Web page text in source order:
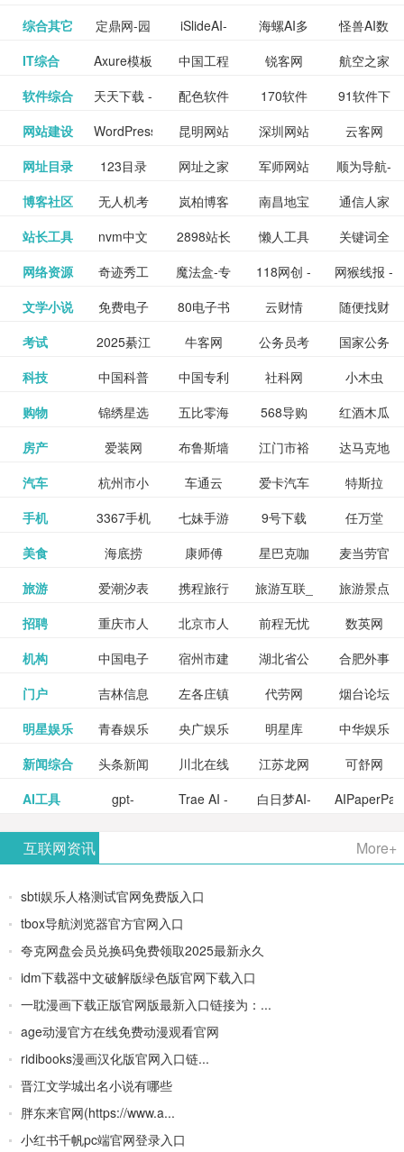
全 频
包括上映
影片的影
讯查询及
购票服
务。你可
和看过的
电影电视
剧，顺便
打分、写
味，豆瓣
电影会推
荐好电影
给你。
_www.sanmao.com.cn_
素材免费
图库
nas论
坛|nas1.cn|nas1|nas
流社区
文写作-AI
毕业设计-
PPT模板
生成
作 - 国内
领先的AI
图片、文
案创作平
讯飞星火-
懂我的AI
助手
更多>>
综合其它 定鼎网-园
林景观建
筑室内设
iSlideAI-
一键生成
PPT模板
海螺AI多
模态大语
言模型
怪兽AI数
字人
九章开物 更多>>
IT综合 Axure模板
网
中国工程
科技知识
中心
锐客网
航空之家
牛品汇
更多>>
软件综合 天天下载 -
绿色精品
软件应用
配色软件
园
170软件
下载站
91软件下
载
yx12345
下载站
更多>>
网站建设 WordPress
主题模板
下载_爱主
昆明网站
建设
深圳网站
建设
云客网
SEO众包
服务平台
深圳网站
建设
更多>>
网址目录 123目录
网
网址之家 军师网站
目录网址
大全
顺为导航-
办公运营
工具导航
易推分类
目录网
更多>>
博客社区 无人机考
证资讯网
岚柏博客 南昌地宝
网_南昌论
坛
通信人家
园
精易论坛 更多>>
站长工具 nvm中文
网
2898站长
资源平台
懒人工具 关键词全
网指数查
询
SEO工具
- 站长之家
更多>>
网络资源 奇迹秀工
具箱-设计
师必备设
辅助神器
魔法盒-专
业的游戏
动画特效
118网创 -
创业项目
资源分享
网猴线报 -
一个简单
且纯粹的
网站
线报酷 -
专注线报
活动
更多>>
文学小说 免费电子
书下载
网,txt小说
完结txt小
说-书本网
80电子书
_八零电子
书_80txt_
云财情 随便找财
经网
钱如故 更多>>
考试 2025綦江
区中考志
愿填报系
牛客网 公务员考
试-中公教
育网
国家公务
员局
公务员考
试信息网
更多>>
科技 中国科普
博览
中国专利
信息网
社科网
小木虫
中国科学
院
更多>>
购物 锦绣星选
海淘
五比零海
淘网
568导购
网
红酒木瓜
靓汤官网
淘宝 更多>>
房产 爱装网 布鲁斯墙
纸
江门市裕
华墙纸
达马克地
产
格莱美墙
纸
更多>>
汽车 杭州市小
客车总量
调控管理
车通云 爱卡汽车
导购
特斯拉
百度有驾
网
更多>>
手机 3367手机
游戏
七妹手游 9号下载
任万堂
游戏邦
更多>>
美食 海底捞 康师傅 星巴克咖
啡
麦当劳官
网
心食谱网 更多>>
旅游 爱潮汐表 携程旅行
网
旅游互联_
景点门票
预订
旅游景点
点评-猫途
鹰
北京旅游
网
更多>>
招聘 重庆市人
力资源和
社会保障
北京市人
力资源和
社会保障
前程无忧
招聘网
数英网
聘才网
更多>>
机构 中国电子
检验检疫
业务网
宿州市建
委网
湖北省公
管局
合肥外事
办
湖北省粮
食局
更多>>
门户 吉林信息
网
左各庄镇
论坛
代劳网
烟台论坛
腾讯充值
中心
更多>>
明星娱乐 青春娱乐
网
央广娱乐
网,
明星库 中华娱乐
网
网易娱乐 更多>>
新闻综合 头条新闻 川北在线 江苏龙网
可舒网
巾帼网
更多>>
AI工具 gpt-
OpenAI最
新AI图像
生成器
Trae AI -
境/深度集
成
Doubao-
1.5-pro与
白日梦AI-
- AI论文写
高质量
PPT
互联网资讯 More+
sbti娱乐人格测试官网免费版入口
tbox导航浏览器官方官网入口
夸克网盘会员兑换码免费领取2025最新永久
idm下载器中文破解版绿色版官网下载入口
一耽漫画下载正版官网版最新入口链接为：...
age动漫官方在线免费动漫观看官网
ridibooks漫画汉化版官网入口链...
晋江文学城出名小说有哪些
胖东来官网(https://www.a...
小红书千帆pc端官网登录入口